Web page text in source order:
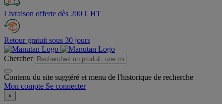
Livraison offerte dès 200 € HT
Retour gratuit sous 30 jours
Chercher
Contenu du site suggéré et menu de l'historique de recherche
Mon compte Se connecter
×